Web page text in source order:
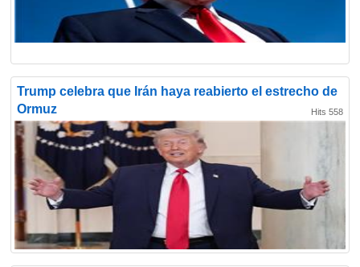
Trump celebra que Irán haya reabierto el estrecho de
Ormuz
Hits 558